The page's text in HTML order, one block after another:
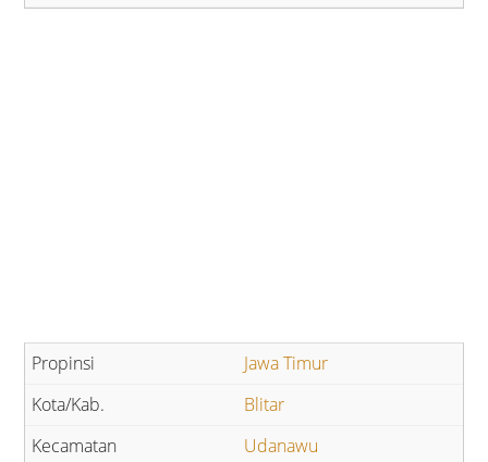
Jawa Timur
Blitar
Udanawu